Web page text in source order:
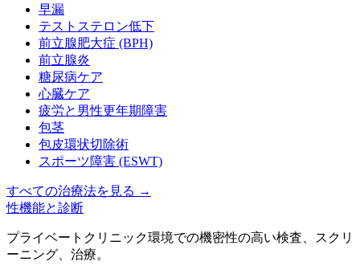
早漏
テストステロン低下
前立腺肥大症 (BPH)
前立腺炎
糖尿病ケア
心臓ケア
疲労と男性更年期障害
包茎
包皮環状切除術
スポーツ障害 (ESWT)
すべての治療法を見る →
性機能と診断
プライベートクリニック環境での機密性の高い検査、スクリ
ーニング、治療。